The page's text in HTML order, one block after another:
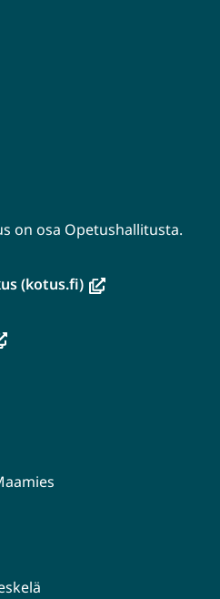
on osa Opetushallitusta.
(kotus.fi)(avautuu